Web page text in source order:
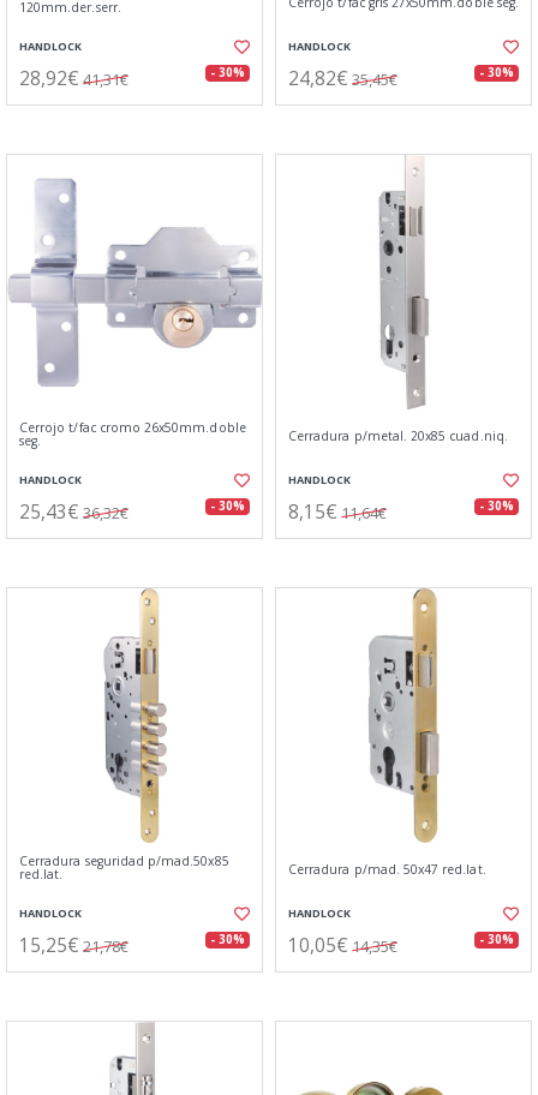
120mm.der.serr.
HANDLOCK
28,92€ 41,31€ - 30%
HANDLOCK
24,82€ 35,45€ - 30%
Cerrojo t/fac cromo 26x50mm.doble
seg.
HANDLOCK
25,43€ 36,32€ - 30%
Cerradura p/metal. 20x85 cuad.niq.
HANDLOCK
8,15€ 11,64€ - 30%
Cerradura seguridad p/mad.50x85
red.lat.
HANDLOCK
15,25€ 21,78€ - 30%
Cerradura p/mad. 50x47 red.lat.
HANDLOCK
10,05€ 14,35€ - 30%